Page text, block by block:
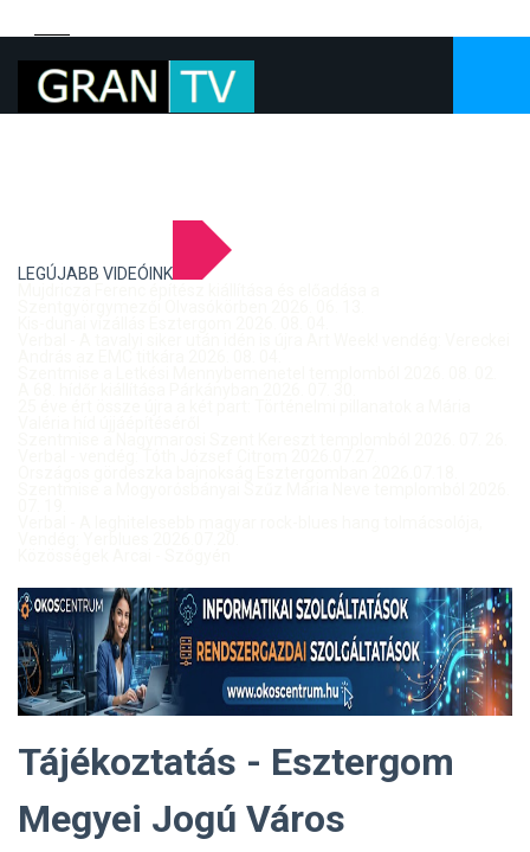
LEGÚJABB VIDEÓINK
Tájékoztatás - Esztergom
Megyei Jogú Város